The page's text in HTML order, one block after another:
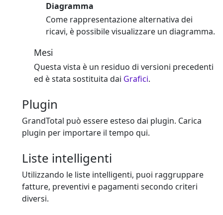
Diagramma
Come rappresentazione alternativa dei
ricavi, è possibile visualizzare un diagramma.
Mesi
Questa vista è un residuo di versioni precedenti
ed è stata sostituita dai Grafici.
Plugin
GrandTotal può essere esteso dai plugin. Carica
plugin per importare il tempo qui.
Liste intelligenti
Utilizzando le liste intelligenti, puoi raggruppare
fatture, preventivi e pagamenti secondo criteri
diversi.